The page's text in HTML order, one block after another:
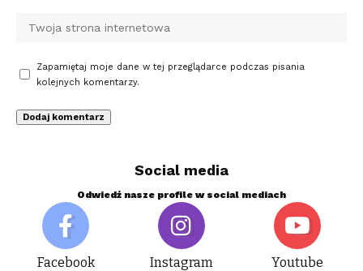
Zapamiętaj moje dane w tej przeglądarce podczas pisania
kolejnych komentarzy.
Social media
Odwiedź nasze profile w social mediach
Facebook Instagram Youtube